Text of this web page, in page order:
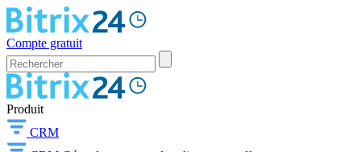
Compte gratuit
Produit
CRM